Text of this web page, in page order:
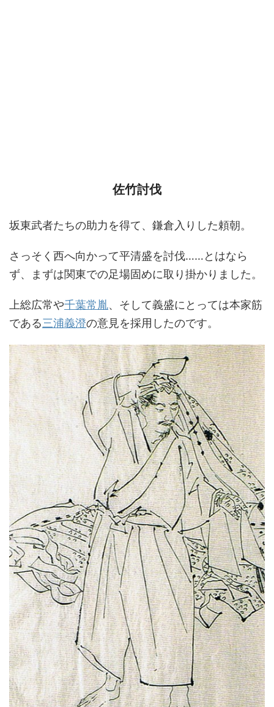
佐竹討伐
坂東武者たちの助力を得て、鎌倉入りした頼朝。
さっそく西へ向かって平清盛を討伐……とはなら
ず、まずは関東での足場固めに取り掛かりました。
上総広常や千葉常胤、そして義盛にとっては本家筋
である三浦義澄の意見を採用したのです。